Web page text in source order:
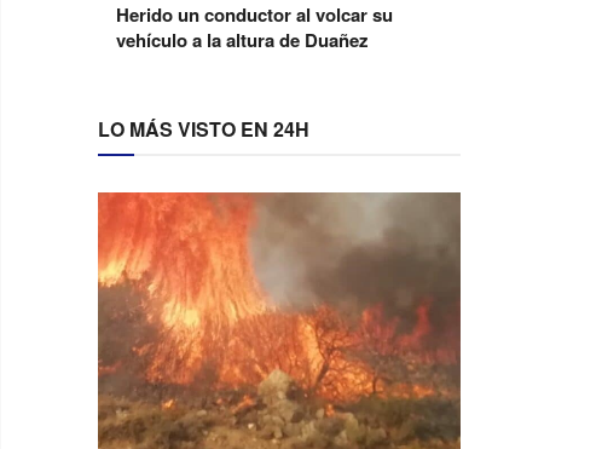
Herido un conductor al volcar su
vehículo a la altura de Duañez
LO MÁS VISTO EN 24H